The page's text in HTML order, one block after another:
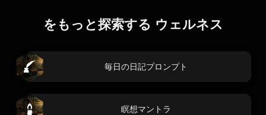
をもっと探索する ウェルネス
毎日の日記プロンプト
瞑想マントラ